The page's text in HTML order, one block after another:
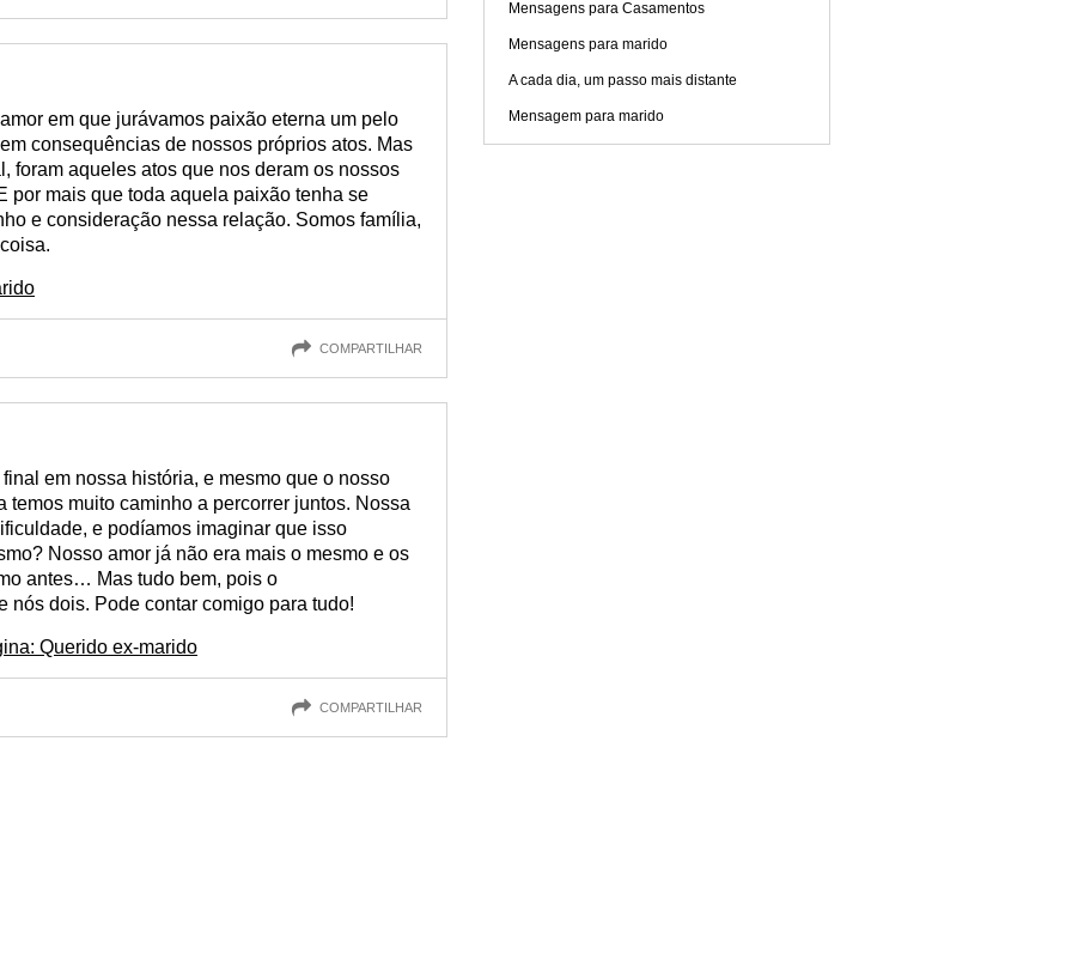
em que jurávamos paixão eterna um pelo
consequências de nossos próprios atos. Mas
foram aqueles atos que nos deram os nossos
por mais que toda aquela paixão tenha se
e consideração nessa relação. Somos família,
COMPARTILHAR
em nossa história, e mesmo que o nosso
temos muito caminho a percorrer juntos. Nossa
e podíamos imaginar que isso
Nosso amor já não era mais o mesmo e os
antes… Mas tudo bem, pois o
nós dois. Pode contar comigo para tudo!
Querido ex-marido
COMPARTILHAR
Mensagens para Casamentos
Mensagens para marido
A cada dia, um passo mais distante
Mensagem para marido